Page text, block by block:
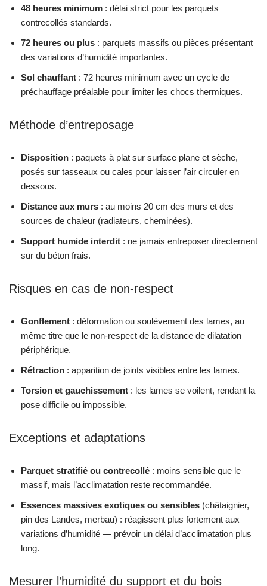
48 heures minimum : délai strict pour les parquets
contrecollés standards.
72 heures ou plus : parquets massifs ou pièces présentant
des variations d’humidité importantes.
Sol chauffant : 72 heures minimum avec un cycle de
préchauffage préalable pour limiter les chocs thermiques.
Méthode d’entreposage
Disposition : paquets à plat sur surface plane et sèche,
posés sur tasseaux ou cales pour laisser l’air circuler en
dessous.
Distance aux murs : au moins 20 cm des murs et des
sources de chaleur (radiateurs, cheminées).
Support humide interdit : ne jamais entreposer directement
sur du béton frais.
Risques en cas de non-respect
Gonflement : déformation ou soulèvement des lames, au
même titre que le non-respect de la distance de dilatation
périphérique.
Rétraction : apparition de joints visibles entre les lames.
Torsion et gauchissement : les lames se voilent, rendant la
pose difficile ou impossible.
Exceptions et adaptations
Parquet stratifié ou contrecollé : moins sensible que le
massif, mais l’acclimatation reste recommandée.
Essences massives exotiques ou sensibles (châtaignier,
pin des Landes, merbau) : réagissent plus fortement aux
variations d’humidité — prévoir un délai d’acclimatation plus
long.
Mesurer l’humidité du support et du bois